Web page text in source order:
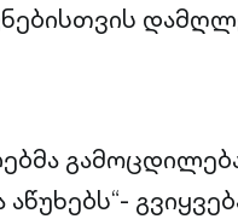
აწუხებს“-